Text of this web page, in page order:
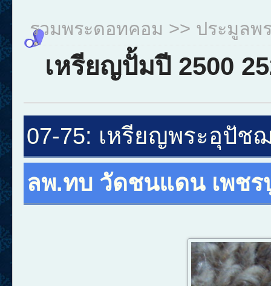
รวมพระดอทคอม >> ประมูลพ
เหรียญปั้มปี 2500
07-75: เหรียญพระอุปัช
ลพ.ทบ วัดชนแดน เพช